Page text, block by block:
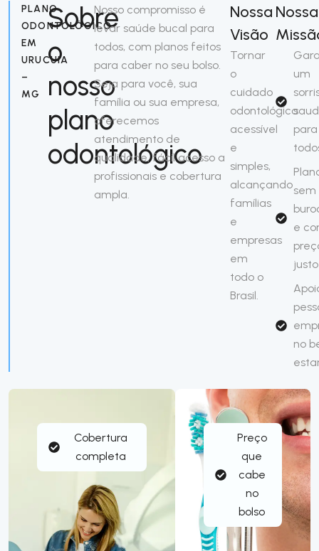
Cobertura
completa
Preço
que
cabe
no
bolso
PLANO
ODONTOLÓGICO
EM
URUCUIA
–
MG
Sobre
o
nosso
plano
odontológico
Nosso compromisso é
levar saúde bucal para
todos, com planos feitos
para caber no seu bolso.
Seja para você, sua
família ou sua empresa,
oferecemos
atendimento de
qualidade, fácil acesso a
profissionais e cobertura
ampla.
Nossa
Visão
Tornar
o
cuidado
odontológico
acessível
e
simples,
alcançando
famílias
e
empresas
em
todo o
Brasil.
Nossa
um
para
sem
e
justo
no